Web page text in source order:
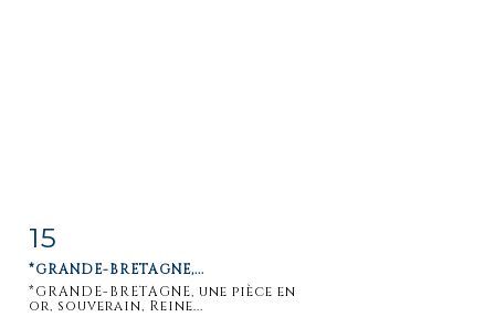
détaillée
15
*GRANDE-BRETAGNE,...
*GRANDE-BRETAGNE, une pièce en
or, souverain, Reine...